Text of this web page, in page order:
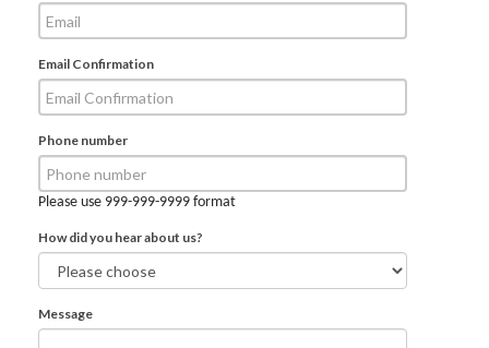
Email Confirmation
Phone number
Please use 999-999-9999 format
How did you hear about us?
Message